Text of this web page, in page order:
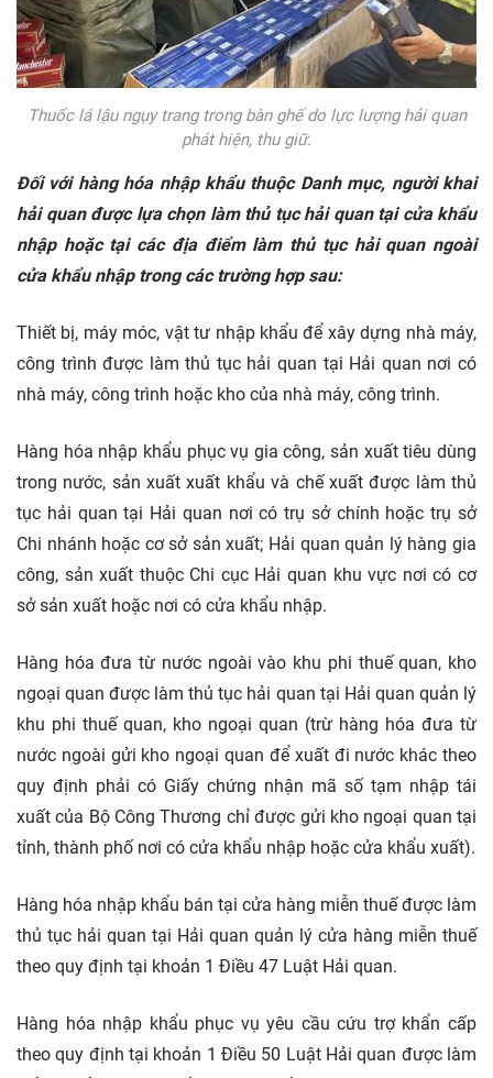
Thuốc lá lậu ngụy trang trong bàn ghế do lực lượng hải quan
phát hiện, thu giữ.
Đối với hàng hóa nhập khẩu thuộc Danh mục, người khai
hải quan được lựa chọn làm thủ tục hải quan tại cửa khẩu
nhập hoặc tại các địa điểm làm thủ tục hải quan ngoài
cửa khẩu nhập trong các trường hợp sau:
Thiết bị, máy móc, vật tư nhập khẩu để xây dựng nhà máy,
công trình được làm thủ tục hải quan tại Hải quan nơi có
nhà máy, công trình hoặc kho của nhà máy, công trình.
Hàng hóa nhập khẩu phục vụ gia công, sản xuất tiêu dùng
trong nước, sản xuất xuất khẩu và chế xuất được làm thủ
tục hải quan tại Hải quan nơi có trụ sở chính hoặc trụ sở
Chi nhánh hoặc cơ sở sản xuất; Hải quan quản lý hàng gia
công, sản xuất thuộc Chi cục Hải quan khu vực nơi có cơ
sở sản xuất hoặc nơi có cửa khẩu nhập.
Hàng hóa đưa từ nước ngoài vào khu phi thuế quan, kho
ngoại quan được làm thủ tục hải quan tại Hải quan quản lý
khu phi thuế quan, kho ngoại quan (trừ hàng hóa đưa từ
nước ngoài gửi kho ngoại quan để xuất đi nước khác theo
quy định phải có Giấy chứng nhận mã số tạm nhập tái
xuất của Bộ Công Thương chỉ được gửi kho ngoại quan tại
tỉnh, thành phố nơi có cửa khẩu nhập hoặc cửa khẩu xuất).
Hàng hóa nhập khẩu bán tại cửa hàng miễn thuế được làm
thủ tục hải quan tại Hải quan quản lý cửa hàng miễn thuế
theo quy định tại khoản 1 Điều 47 Luật Hải quan.
Hàng hóa nhập khẩu phục vụ yêu cầu cứu trợ khẩn cấp
theo quy định tại khoản 1 Điều 50 Luật Hải quan được làm